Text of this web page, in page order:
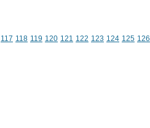
117 118 119 120 121 122 123 124 125 126